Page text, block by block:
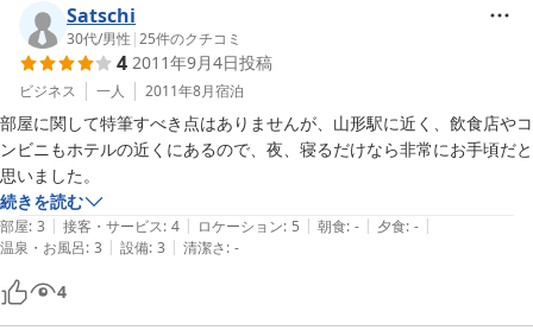
Satschi
30代/男性 |25件のクチコミ
4 2011年9月4日投稿
ビジネス 一人 2011年8月宿泊
部屋に関して特筆すべき点はありませんが、山形駅に近く、飲食店やコ
ンビニもホテルの近くにあるので、夜、寝るだけなら非常にお手頃だと
思いました。
続きを読む
部屋: 3 | 接客・サービス: 4 | ロケーション: 5 | 朝食: - | 夕食: - |
温泉・お風呂: 3 | 設備: 3 | 清潔さ: -
4